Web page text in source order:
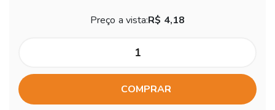
Preço a vista:R$ 4,18
COMPRAR